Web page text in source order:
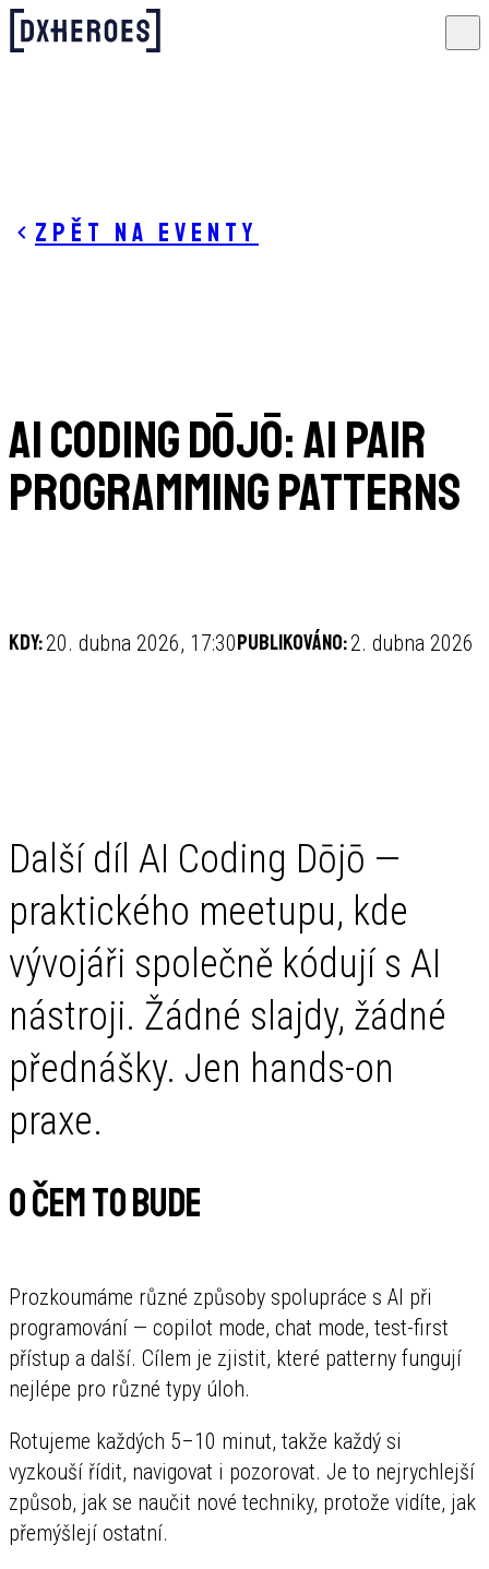
Zpět na eventy
AI Coding Dōjō: AI Pair
Programming Patterns
Kdy:20. dubna 2026, 17:30Publikováno:2. dubna 2026
Další díl AI Coding Dōjō —
praktického meetupu, kde
vývojáři společně kódují s AI
nástroji. Žádné slajdy, žádné
přednášky. Jen hands-on
praxe.
O čem to bude
Prozkoumáme různé způsoby spolupráce s AI při
programování — copilot mode, chat mode, test-first
přístup a další. Cílem je zjistit, které patterny fungují
nejlépe pro různé typy úloh.
Rotujeme každých 5–10 minut, takže každý si
vyzkouší řídit, navigovat i pozorovat. Je to nejrychlejší
způsob, jak se naučit nové techniky, protože vidíte, jak
přemýšlejí ostatní.